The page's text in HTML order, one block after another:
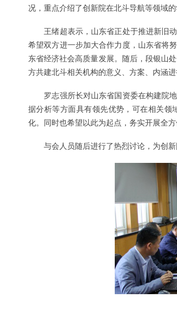
况，重点介绍了创新院在北斗导航等领域的
王绪超表示，山东省正处于推进新旧动
希望双方进一步加大合作力度，山东省将
东省经济社会高质量发展。随后，段银山
方共建北斗相关机构的意义、方案、内涵进
罗志强所长对山东省国资委在构建院地
据分析等方面具有领先优势，可在相关领
化。同时也希望以此为起点，务实开展全
与会人员随后进行了热烈讨论，为创新